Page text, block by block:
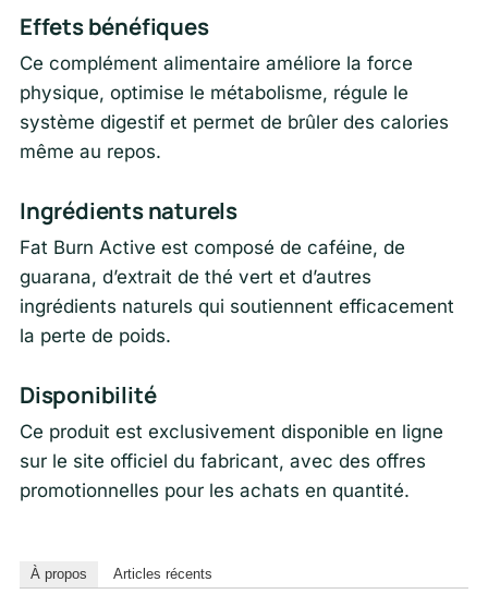
Effets bénéfiques
Ce complément alimentaire améliore la force
physique, optimise le métabolisme, régule le
système digestif et permet de brûler des calories
même au repos.
Ingrédients naturels
Fat Burn Active est composé de caféine, de
guarana, d’extrait de thé vert et d’autres
ingrédients naturels qui soutiennent efficacement
la perte de poids.
Disponibilité
Ce produit est exclusivement disponible en ligne
sur le site officiel du fabricant, avec des offres
promotionnelles pour les achats en quantité.
À propos Articles récents